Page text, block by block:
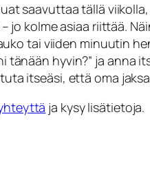
saavuttaa tällä
kolme asiaa riittää.
tai viiden minuutin
tänään hyvin?” ja
itseäsi, että oma
ja kysy lisätietoja.